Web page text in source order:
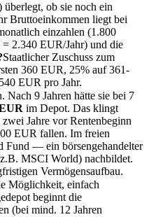
ob sie noch ein
Bruttoeinkommen liegt bei
einzahlen (1.800
2.340 EUR/Jahr) und die
Staatlicher Zuschuss zum
360 EUR, 25% auf 361-
EUR pro Jahr.
Nach 9 Jahren hätte sie bei 7
im Depot. Das klingt
Jahre vor Rentenbeginn
EUR fallen. Im freien
Fund — ein börsengehandelter
MSCI World) nachbildet.
Vermögensaufbau.
Möglichkeit, einfach
beginnt die
(bei mind. 12 Jahren